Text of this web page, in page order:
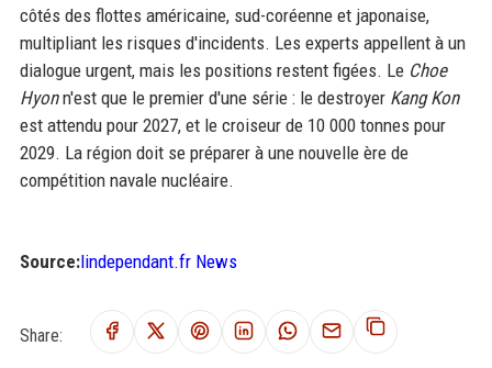
côtés des flottes américaine, sud-coréenne et japonaise,
multipliant les risques d'incidents. Les experts appellent à un
dialogue urgent, mais les positions restent figées. Le Choe
Hyonn'est que le premier d'une série : le destroyer Kang Kon
est attendu pour 2027, et le croiseur de 10 000 tonnes pour
2029. La région doit se préparer à une nouvelle ère de
compétition navale nucléaire.
Source:lindependant.fr News
Share: